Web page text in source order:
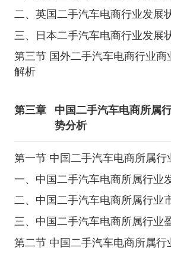
二、英国二手汽车电商行业发展
三、日本二手汽车电商行业发展
第三节 国外二手汽车电商行业商
解析
第三章
中国二手汽车电商所属
势分析
第一节 中国二手汽车电商所属行
一、中国二手汽车电商所属行业
二、中国二手汽车电商所属行业
三、中国二手汽车电商所属行业
第二节 中国二手汽车电商所属行